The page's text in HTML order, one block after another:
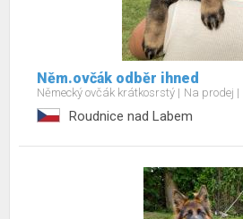
Něm.ovčák odběr ihned
Německý ovčák krátkosrstý Na prodej
Roudnice nad Labem